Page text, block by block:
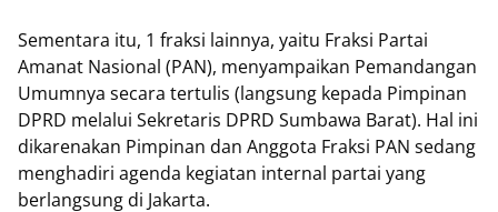
​Sementara itu, 1 fraksi lainnya, yaitu Fraksi Partai
Amanat Nasional (PAN), menyampaikan Pemandangan
Umumnya secara tertulis (langsung kepada Pimpinan
DPRD melalui Sekretaris DPRD Sumbawa Barat). Hal ini
dikarenakan Pimpinan dan Anggota Fraksi PAN sedang
menghadiri agenda kegiatan internal partai yang
berlangsung di Jakarta.